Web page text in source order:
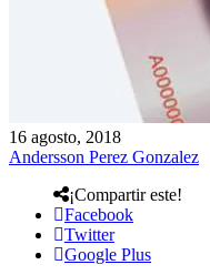
16 agosto, 2018
Andersson Perez Gonzalez
¡Compartir este!
Facebook
Twitter
Google Plus